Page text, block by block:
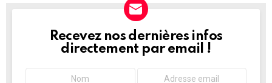
NEWSLETTER
Recevez nos dernières infos
directement par email !